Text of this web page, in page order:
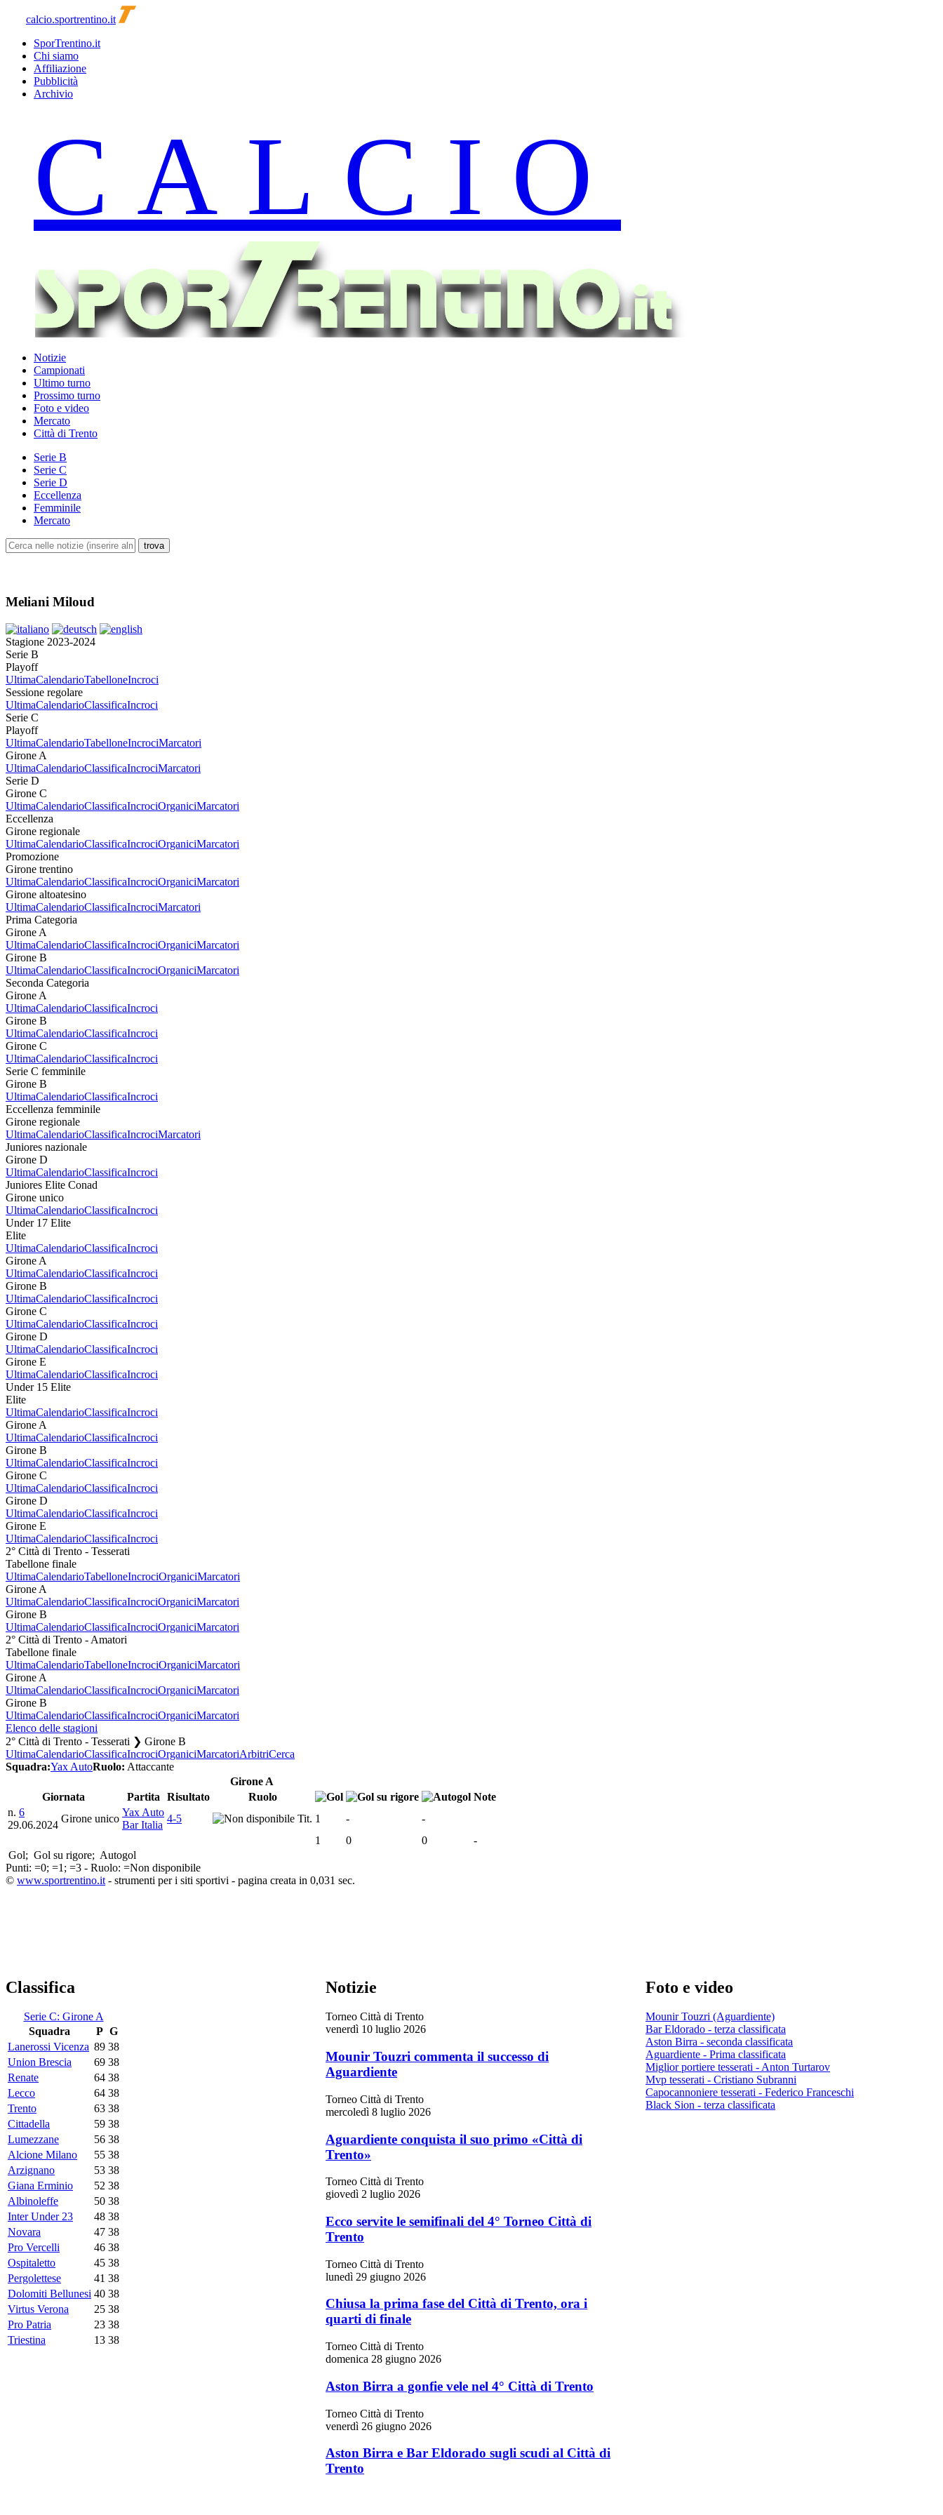
calcio.sportrentino.it
SporTrentino.it
Chi siamo
Affiliazione
Pubblicità
Archivio
Notizie
Campionati
Ultimo turno
Prossimo turno
Foto e video
Mercato
Città di Trento
Serie B
Serie C
Serie D
Eccellenza
Femminile
Mercato
Meliani Miloud
Stagione 2023-2024
Serie B
Playoff
UltimaCalendarioTabelloneIncroci
Sessione regolare
UltimaCalendarioClassificaIncroci
Serie C
Playoff
UltimaCalendarioTabelloneIncrociMarcatori
Girone A
UltimaCalendarioClassificaIncrociMarcatori
Serie D
Girone C
UltimaCalendarioClassificaIncrociOrganiciMarcatori
Eccellenza
Girone regionale
UltimaCalendarioClassificaIncrociOrganiciMarcatori
Promozione
Girone trentino
UltimaCalendarioClassificaIncrociOrganiciMarcatori
Girone altoatesino
UltimaCalendarioClassificaIncrociMarcatori
Prima Categoria
Girone A
UltimaCalendarioClassificaIncrociOrganiciMarcatori
Girone B
UltimaCalendarioClassificaIncrociOrganiciMarcatori
Seconda Categoria
Girone A
UltimaCalendarioClassificaIncroci
Girone B
UltimaCalendarioClassificaIncroci
Girone C
UltimaCalendarioClassificaIncroci
Serie C femminile
Girone B
UltimaCalendarioClassificaIncroci
Eccellenza femminile
Girone regionale
UltimaCalendarioClassificaIncrociMarcatori
Juniores nazionale
Girone D
UltimaCalendarioClassificaIncroci
Juniores Elite Conad
Girone unico
UltimaCalendarioClassificaIncroci
Under 17 Elite
Elite
UltimaCalendarioClassificaIncroci
Girone A
UltimaCalendarioClassificaIncroci
Girone B
UltimaCalendarioClassificaIncroci
Girone C
UltimaCalendarioClassificaIncroci
Girone D
UltimaCalendarioClassificaIncroci
Girone E
UltimaCalendarioClassificaIncroci
Under 15 Elite
Elite
UltimaCalendarioClassificaIncroci
Girone A
UltimaCalendarioClassificaIncroci
Girone B
UltimaCalendarioClassificaIncroci
Girone C
UltimaCalendarioClassificaIncroci
Girone D
UltimaCalendarioClassificaIncroci
Girone E
UltimaCalendarioClassificaIncroci
2° Città di Trento - Tesserati
Tabellone finale
UltimaCalendarioTabelloneIncrociOrganiciMarcatori
Girone A
UltimaCalendarioClassificaIncrociOrganiciMarcatori
Girone B
UltimaCalendarioClassificaIncrociOrganiciMarcatori
2° Città di Trento - Amatori
Tabellone finale
UltimaCalendarioTabelloneIncrociOrganiciMarcatori
Girone A
UltimaCalendarioClassificaIncrociOrganiciMarcatori
Girone B
UltimaCalendarioClassificaIncrociOrganiciMarcatori
Elenco delle stagioni
2° Città di Trento - Tesserati ❯ Girone B
UltimaCalendarioClassificaIncrociOrganiciMarcatoriArbitriCerca
Squadra:Yax AutoRuolo: Attaccante
Girone A
Giornata
Partita Risultato Ruolo
Note
n. 6
29.06.2024
Girone unico
Yax Auto
Bar Italia
4-5 Tit. 1 -
-
1
0 0
-
Gol; Gol su rigore; Autogol
Punti: =0; =1; =3 - Ruolo: =Non disponibile
© www.sportrentino.it - strumenti per i siti sportivi - pagina creata in 0,031 sec.
Classifica
Serie C: Girone A
Squadra
P G
Lanerossi Vicenza 89 38
Union Brescia
69 38
Renate
64 38
Lecco
64 38
Trento
63 38
Cittadella
59 38
Lumezzane
56 38
Alcione Milano
55 38
Arzignano
53 38
Giana Erminio
52 38
Albinoleffe
50 38
Inter Under 23
48 38
Novara
47 38
Pro Vercelli
46 38
Ospitaletto
45 38
Pergolettese
41 38
Dolomiti Bellunesi 40 38
Virtus Verona
25 38
Pro Patria
23 38
Triestina
13 38
Notizie
Torneo Città di Trento
venerdì 10 luglio 2026
Mounir Touzri commenta il successo di
Aguardiente
Torneo Città di Trento
mercoledì 8 luglio 2026
Aguardiente conquista il suo primo «Città di
Trento»
Torneo Città di Trento
giovedì 2 luglio 2026
Ecco servite le semifinali del 4° Torneo Città di
Trento
Torneo Città di Trento
lunedì 29 giugno 2026
Chiusa la prima fase del Città di Trento, ora i
quarti di finale
Torneo Città di Trento
domenica 28 giugno 2026
Aston Birra a gonfie vele nel 4° Città di Trento
Torneo Città di Trento
venerdì 26 giugno 2026
Aston Birra e Bar Eldorado sugli scudi al Città di
Trento
Foto e video
Mounir Touzri (Aguardiente)
Bar Eldorado - terza classificata
Aston Birra - seconda classificata
Aguardiente - Prima classificata
Miglior portiere tesserati - Anton Turtarov
Mvp tesserati - Cristiano Subranni
Capocannoniere tesserati - Federico Franceschi
Black Sion - terza classificata